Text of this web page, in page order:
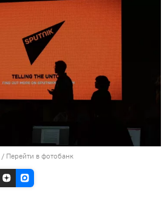
/ Перейти в фотобанк